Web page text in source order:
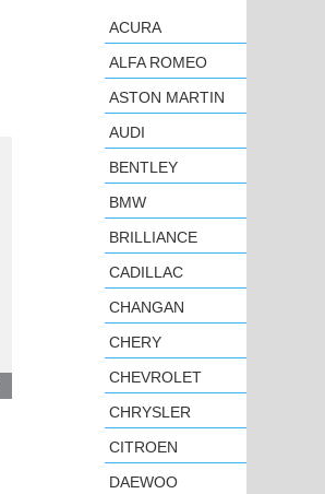
ACURA
ALFA ROMEO
ASTON MARTIN
AUDI
BENTLEY
BMW
BRILLIANCE
CADILLAC
CHANGAN
CHERY
CHEVROLET
CHRYSLER
CITROEN
DAEWOO